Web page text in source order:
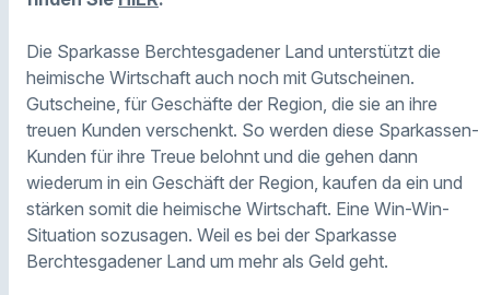
Die Sparkasse Berchtesgadener Land unterstützt die
heimische Wirtschaft auch noch mit Gutscheinen.
Gutscheine, für Geschäfte der Region, die sie an ihre
treuen Kunden verschenkt. So werden diese Sparkassen-
Kunden für ihre Treue belohnt und die gehen dann
wiederum in ein Geschäft der Region, kaufen da ein und
stärken somit die heimische Wirtschaft. Eine Win-Win-
Situation sozusagen. Weil es bei der Sparkasse
Berchtesgadener Land um mehr als Geld geht.